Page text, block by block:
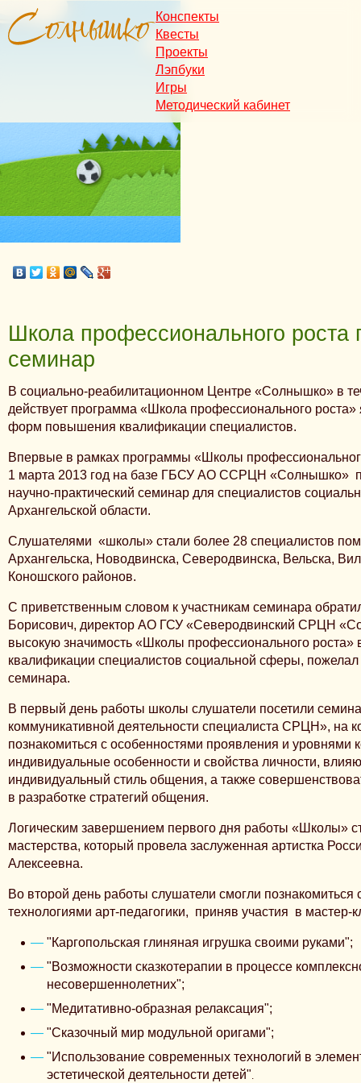
Конспекты
Квесты
Проекты
Лэпбуки
Игры
Методический кабинет
Школа профессионального роста
семинар
В социально-реабилитационном Центре «Солнышко» в
действует программа «Школа профессионального
форм повышения квалификации специалистов.
Впервые в рамках программы «Школы
1 марта 2013 год на базе ГБСУ АО ССРЦН «Солнышко»
научно-практический семинар для специалистов
Архангельской области.
Слушателями «школы» стали более 28 специалистов
Архангельска, Новодвинска, Северодвинска, Вельска,
Коношского районов.
С приветственным словом к участникам семинара
Борисович, директор АО ГСУ «Северодвинский СРЦН
высокую значимость «Школы профессионального
квалификации специалистов социальной сферы, пожелал
семинара.
В первый день работы школы слушатели посетили
коммуникативной деятельности специалиста СРЦН», на
познакомиться с особенностями проявления и уровнями
индивидуальные особенности и свойства личности,
индивидуальный стиль общения, а также
в разработке стратегий общения.
Логическим завершением первого дня работы «Школы»
мастерства, который провела заслуженная артистка
Алексеевна.
Во второй день работы слушатели смогли
технологиями арт-педагогики, приняв участия в
"Каргопольская глиняная игрушка своими руками";
"Возможности сказкотерапии в процессе
несовершеннолетних";
"Медитативно-образная релаксация";
"Сказочный мир модульной оригами";
"Использование современных технологий в
эстетической деятельности детей".